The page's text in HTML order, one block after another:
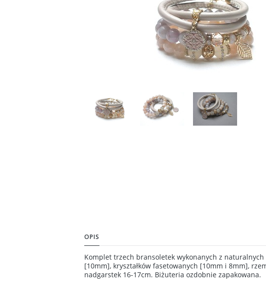
OPIS
Komplet trzech bransoletek wykonanych z
[10mm], kryształków fasetowanych [10mm i 8mm],
nadgarstek 16-17cm. Biżuteria ozdobnie zapakowana.